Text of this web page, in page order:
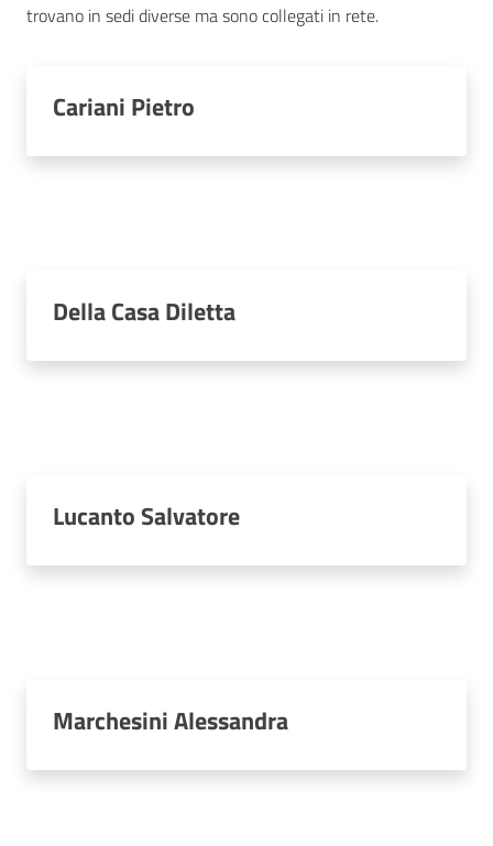
trovano in sedi diverse ma sono collegati in rete.
Cariani Pietro
Della Casa Diletta
Lucanto Salvatore
Marchesini Alessandra